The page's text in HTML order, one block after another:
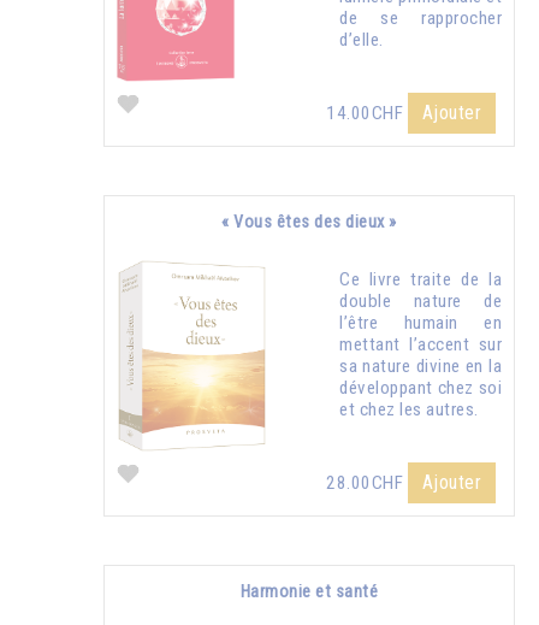
de se rapprocher
d’elle.
14.00CHF Ajouter
« Vous êtes des dieux »
Ce livre traite de la
double nature de
l’être humain en
mettant l’accent sur
sa nature divine en la
développant chez soi
et chez les autres.
28.00CHF Ajouter
Harmonie et santé